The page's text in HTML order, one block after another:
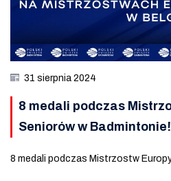
31 sierpnia 2024
8 medali podczas
Seniorów w
8 medali podczas Mistrzostw